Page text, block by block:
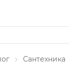
Сантехника